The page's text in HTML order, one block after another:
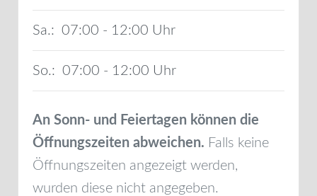
Sa.: 07:00 - 12:00
So.: 07:00 - 12:00
An Sonn- und Feiertagen können die
Öffnungszeiten abweichen. Falls keine
Öffnungszeiten angezeigt werden,
wurden diese nicht angegeben.